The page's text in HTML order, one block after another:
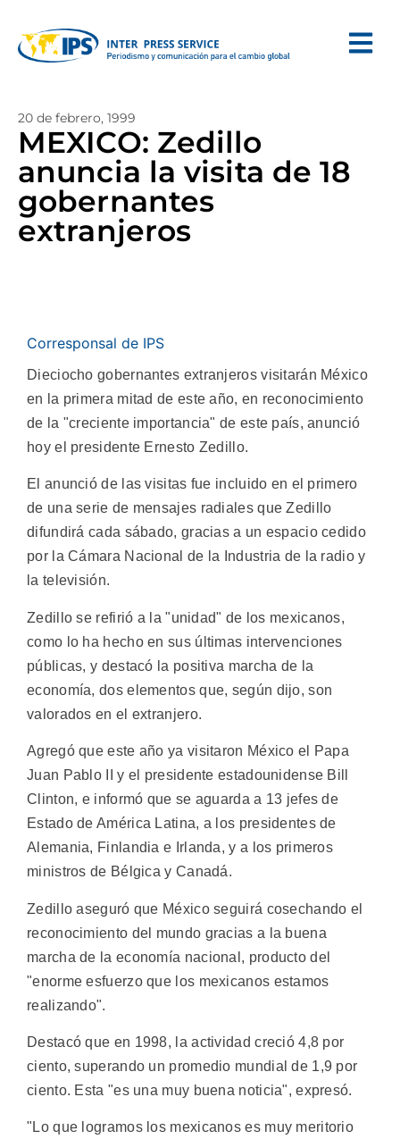
20 de febrero, 1999
MEXICO: Zedillo
anuncia la visita de 18
gobernantes
extranjeros
Corresponsal de IPS
Dieciocho gobernantes extranjeros visitarán México
en la primera mitad de este año, en reconocimiento
de la "creciente importancia" de este país, anunció
hoy el presidente Ernesto Zedillo.
El anunció de las visitas fue incluido en el primero
de una serie de mensajes radiales que Zedillo
difundirá cada sábado, gracias a un espacio cedido
por la Cámara Nacional de la Industria de la radio y
la televisión.
Zedillo se refirió a la "unidad" de los mexicanos,
como lo ha hecho en sus últimas intervenciones
públicas, y destacó la positiva marcha de la
economía, dos elementos que, según dijo, son
valorados en el extranjero.
Agregó que este año ya visitaron México el Papa
Juan Pablo II y el presidente estadounidense Bill
Clinton, e informó que se aguarda a 13 jefes de
Estado de América Latina, a los presidentes de
Alemania, Finlandia e Irlanda, y a los primeros
ministros de Bélgica y Canadá.
Zedillo aseguró que México seguirá cosechando el
reconocimiento del mundo gracias a la buena
marcha de la economía nacional, producto del
"enorme esfuerzo que los mexicanos estamos
realizando".
Destacó que en 1998, la actividad creció 4,8 por
ciento, superando un promedio mundial de 1,9 por
ciento. Esta "es una muy buena noticia", expresó.
"Lo que logramos los mexicanos es muy meritorio